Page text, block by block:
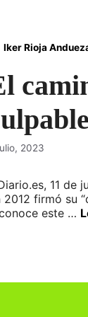
2023
11 de
2012 firmó su
este …
Categorías
Iker Rioja